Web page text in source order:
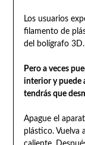
Los usuarios
filamento de
del bolígrafo 3D.
Pero a veces
interior y puede
tendrás que
Apague el
plástico. Vuelva